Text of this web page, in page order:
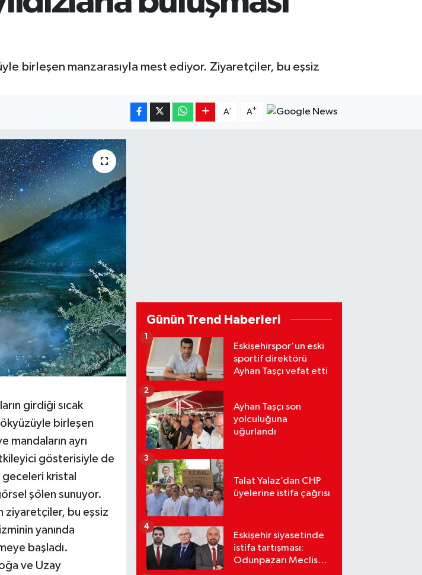
birleşen manzarasıyla mest ediyor. Ziyaretçiler, bu eşsiz
A- A+
girdiği sıcak
birleşen
mandaların ayrı
gösterisiyle de
kristal
şölen sunuyor.
ziyaretçiler, bu eşsiz
yanında
başladı.
ve Uzay
Günün Trend Haberleri
Eskişehirspor'un eski
sportif direktörü
Ayhan Taşçı vefat etti
1
Ayhan Taşçı son
yolculuğuna
uğurlandı
2
Talat Yalaz’dan CHP
üyelerine istifa çağrısı
3
Eskişehir siyasetinde
istifa tartışması:
Odunpazarı Meclis
4